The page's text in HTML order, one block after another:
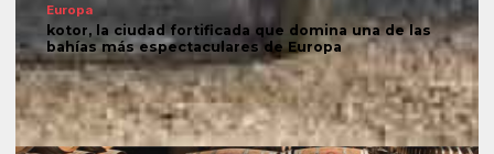
Europa
kotor, la ciudad fortificada que domina una de las
bahías más espectaculares de Europa